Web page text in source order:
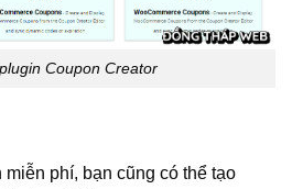
Coupon Creator
phí, bạn cũng có thể tạo